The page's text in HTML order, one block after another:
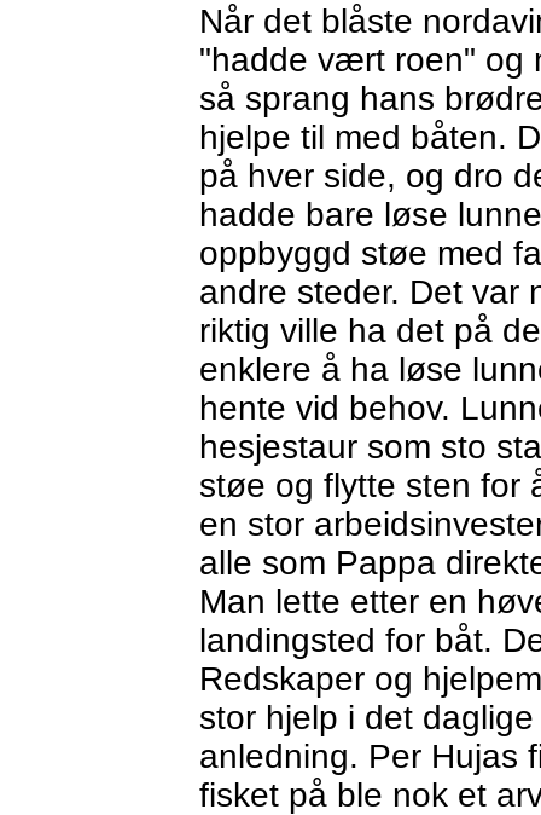
Når det blåste
"hadde vært roen" og
så sprang hans
hjelpe til med båten.
på hver side, og dro
hadde bare løse
oppbyggd støe med
andre steder. Det var
riktig ville ha det på
enklere å ha løse
hente vid behov.
hesjestaur som sto
støe og flytte sten for
en stor
alle som Pappa
Man lette etter en
landingsted for båt.
Redskaper og
stor hjelp i det
anledning. Per Hujas
fisket på ble nok et